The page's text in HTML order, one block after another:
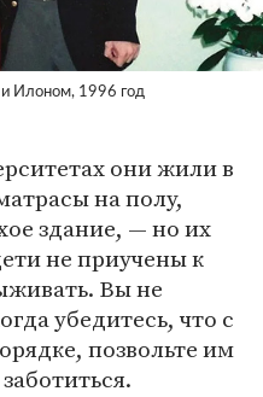
Илоном, 1996 год
они жили в
на полу,
здание, — но их
не приучены к
Вы не
убедитесь, что с
позвольте им